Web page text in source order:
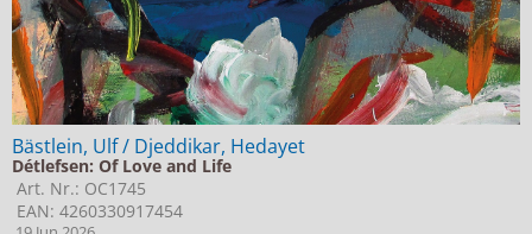
Bästlein, Ulf / Djeddikar, Hedayet
Détlefsen: Of Love and Life
Art. Nr.: OC1745
EAN: 4260330917454